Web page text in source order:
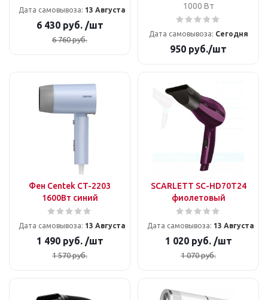
Дата самовывоза: 13 Августа
6 430руб. /шт
6 760руб.
1000 Вт
Дата самовывоза: Сегодня
950 руб./шт
Фен Centek CT-2203
1600Вт синий
Дата самовывоза: 13 Августа
1 490руб. /шт
1 570руб.
SCARLETT SC-HD70T24
фиолетовый
Дата самовывоза: 13 Августа
1 020руб. /шт
1 070руб.